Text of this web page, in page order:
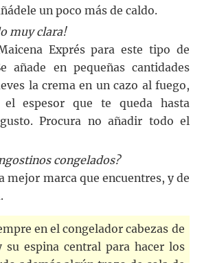
un poco más de caldo.
muy clara!
Exprés para este tipo de
añade en pequeñas cantidades
la crema en un cazo al fuego,
espesor que te queda hasta
Procura no añadir todo el
congelados?
mejor marca que encuentres, y de
en el congelador cabezas de
su espina central para hacer los